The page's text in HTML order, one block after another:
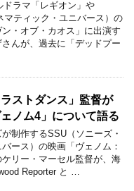
ドラマ「レギオン」や
マティック・ユニバース）の
ン・オブ・カオス」に出演す
んが、過去に「デッドプー
ラストダンス」監督が
ノム4」について語る
制作するSSU（ソニーズ・
ース）の映画「ヴェノム：
リー・マーセル監督が、海
Reporter と …